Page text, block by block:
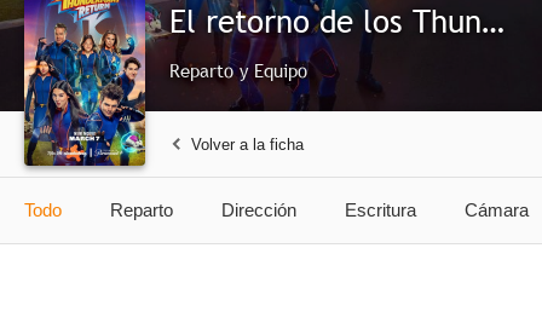
El retorno de los Thundermans
Reparto y Equipo
Volver a la ficha
Todo Reparto Dirección Escritura Cámara